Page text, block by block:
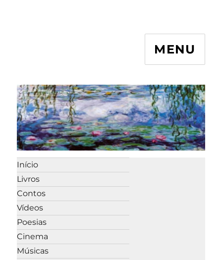
MENU
Início
Livros
Contos
Vídeos
Poesias
Cinema
Músicas